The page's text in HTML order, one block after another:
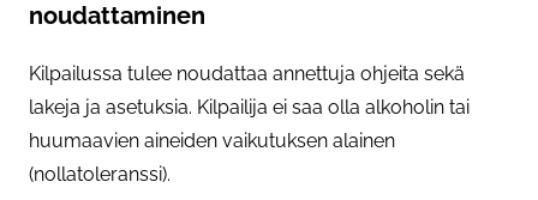
noudattaminen
Kilpailussa tulee noudattaa annettuja ohjeita sekä
lakeja ja asetuksia. Kilpailija ei saa olla alkoholin tai
huumaavien aineiden vaikutuksen alainen
(nollatoleranssi).